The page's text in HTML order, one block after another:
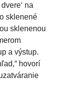
na
sklenené
sklenenou
a výstup.
hovorí